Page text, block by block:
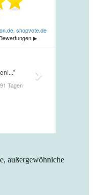
außergewöhniche